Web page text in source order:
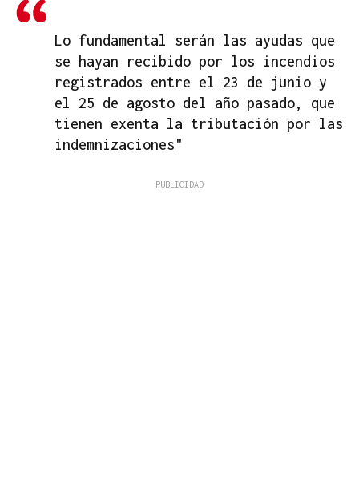
Lo fundamental serán las ayudas que
se hayan recibido por los incendios
registrados entre el 23 de junio y
el 25 de agosto del año pasado, que
tienen exenta la tributación por las
indemnizaciones"